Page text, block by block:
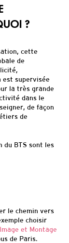
?
cette
de
supervisée
la très grande
dans le
de façon
de
du BTS sont les
le chemin vers
choisir
Image et Montage
de Paris.